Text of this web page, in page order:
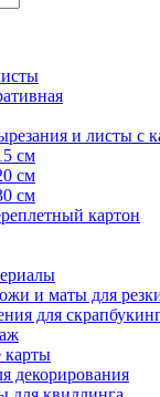
и листы с
см
см
см
картон
и маты для
для
декорирования